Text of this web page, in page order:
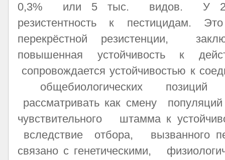
0,3% или 5 тыс. видов. У 250-
резистентность к пестицидам.
перекрёстной резистенции,
повышенная устойчивость к
сопровождается устойчивостью к
общебиологических позиций
рассматривать как смену
чувствительного штамма к
вследствие отбора, вызванного
связано с генетическими,